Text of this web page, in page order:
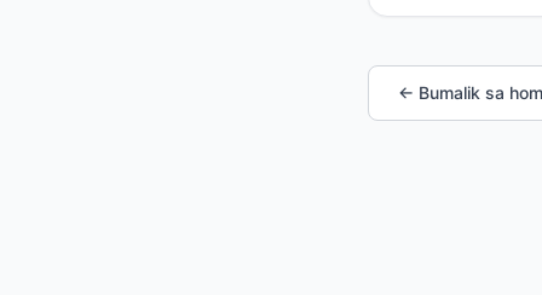
← Bumalik sa